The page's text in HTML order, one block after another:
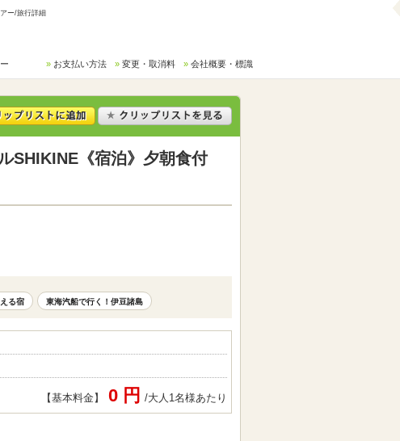
ー/旅行詳細
お支払い方法 変更・取消料 会社概要・標識
SHIKINE《宿泊》夕朝食付
る宿 東海汽船で行く！伊豆諸島
【基本料金】 0 円 /大人1名様あたり